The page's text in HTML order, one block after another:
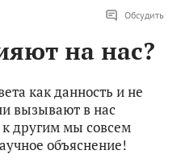
Обсудить
на нас?
как данность и не
вызывают в нас
к другим мы совсем
объяснение!